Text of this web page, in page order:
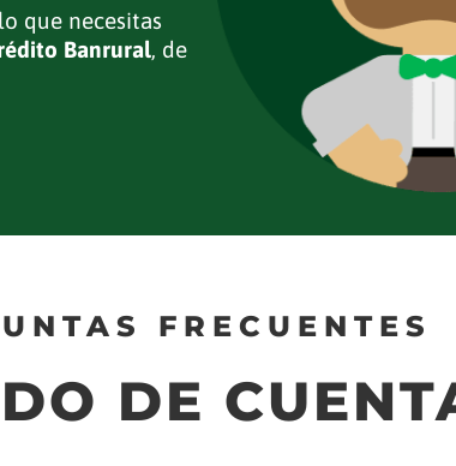
que necesitas
Banrural, de
FRECUENTES
DE